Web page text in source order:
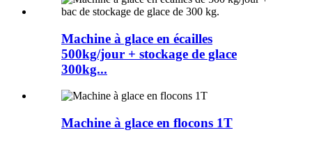
Machine à glace en écailles
500kg/jour + stockage de glace
300kg...
Machine à glace en flocons 1T